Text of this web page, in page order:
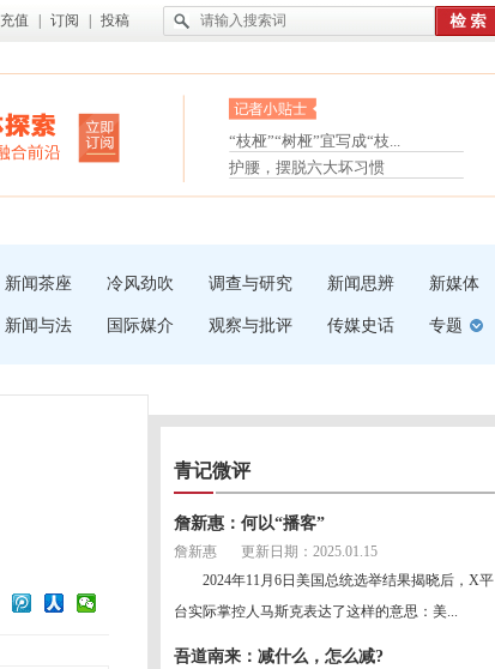
充值 订阅 投稿
眼白变红或是结膜下出血
“枝桠”“树桠”宜写成“枝...
夏天缓解疲劳有三招
护腰，摆脱六大坏习惯
受伤了冰敷还是热敷
新闻茶座 冷风劲吹 调查与研究 新闻思辨 新媒体
新闻与法 国际媒介 观察与批评 传媒史话 专题
青记微评
詹新惠：何以“播客”
詹新惠
更新日期：2025.01.15
2024年11月6日美国总统选举结果揭晓后，X平
台实际掌控人马斯克表达了这样的意思：美...
吾道南来：减什么，怎么减?